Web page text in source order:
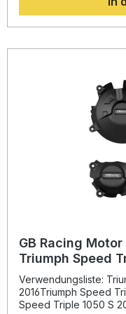
wird geschraubt und
unkomplizierte
enthalten. Dank der
die Vorgaben der
Motocyclisme und ist
Produkte werden von
Rennteams
Performance und Zuverlässigkeit.
Nylon-Verbundstoff mit
verschraubter Einbau –
FIM Approved für höchste
Performance im
Sturzschutz mit ansprechender
Protektor Kupplung 1x Protektor Lichtmaschine 1x Protektor
GB Racing
Triumph Speed
2020
Verwendungsliste:
2016Triumph Speed
Speed Triple 1050 S